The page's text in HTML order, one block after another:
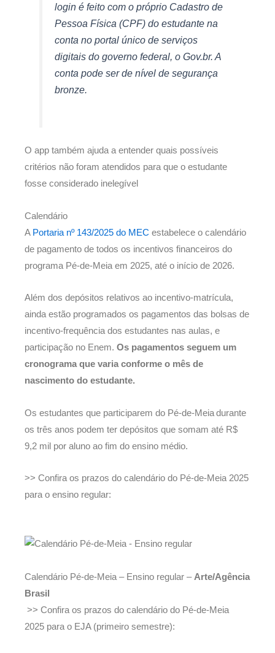
login é feito com o próprio Cadastro de
Pessoa Física (CPF) do estudante na
conta no portal único de serviços
digitais do governo federal, o Gov.br. A
conta pode ser de nível de segurança
bronze.
O app também ajuda a entender quais possíveis
critérios não foram atendidos para que o estudante
fosse considerado inelegível
Calendário
A Portaria nº 143/2025 do MEC estabelece o calendário
de pagamento de todos os incentivos financeiros do
programa Pé-de-Meia em 2025, até o início de 2026.
Além dos depósitos relativos ao incentivo-matrícula,
ainda estão programados os pagamentos das bolsas de
incentivo-frequência dos estudantes nas aulas, e
participação no Enem. Os pagamentos seguem um
cronograma que varia conforme o mês de
nascimento do estudante.
Os estudantes que participarem do Pé-de-Meia durante
os três anos podem ter depósitos que somam até R$
9,2 mil por aluno ao fim do ensino médio.
>> Confira os prazos do calendário do Pé-de-Meia 2025
para o ensino regular:
Calendário Pé-de-Meia – Ensino regular –Arte/Agência
Brasil
>> Confira os prazos do calendário do Pé-de-Meia
2025 para o EJA (primeiro semestre):